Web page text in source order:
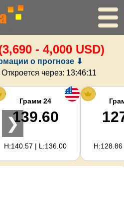
золота
серебра
золота
- 4,000 USD)
о прогнозе ⬇
через: 13:46:10
Грамм 24
139.60
H:140.57 | L:136.00
❯